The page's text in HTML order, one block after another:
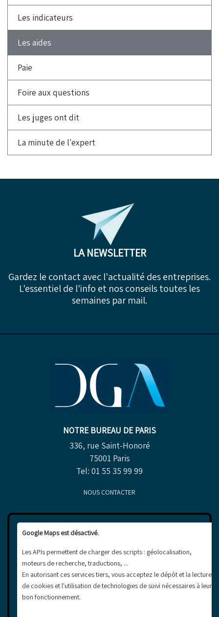
Les indicateurs
Les aides
Paie
Foire aux questions
Les juges ont dit
La minute de l'expert
LA NEWSLETTER
Gardez le contact avec l'actualité des entreprises.
L'essentiel de l'info et nos conseils toutes les
semaines par mail.
NOTRE BUREAU DE PARIS
336, rue Saint-Honoré
75001 Paris
Tel: 01 55 35 99 99
NOUS CONTACTER
Google Maps est désactivé.
Les APIs permettent de charger des scripts : géolocalisation,
moteurs de recherche, traductions, ...
En autorisant ces services tiers, vous acceptez le dépôt et la lecture
de cookies et l'utilisation de technologies de suivi nécessaires à leur
bon fonctionnement.